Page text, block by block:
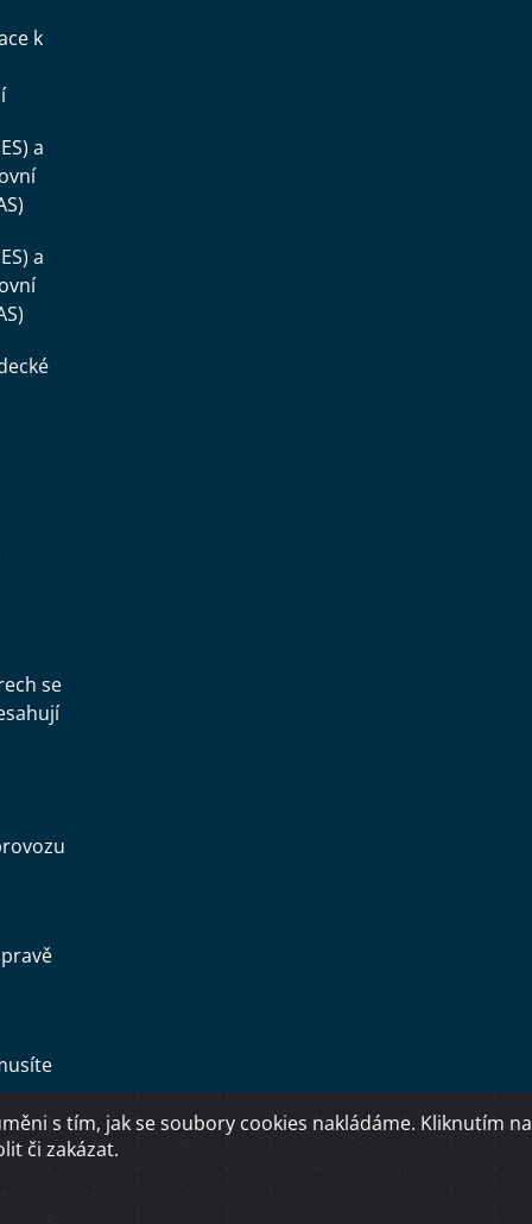
k
a
a
se
Copyright © 2026 Ministerstvo dopravy ČR
s tím, jak se soubory cookies nakládáme. Kliknutím na
či zakázat.